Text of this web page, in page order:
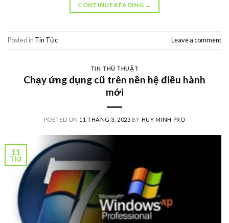
CONTINUE READING →
Posted in Tin Tức Leave a comment
TIN THỦ THUẬT
Chạy ứng dụng cũ trên nền hệ điều hành
mới
POSTED ON 11 THÁNG 3, 2023 BY HUY MINH PRO
11
Th3